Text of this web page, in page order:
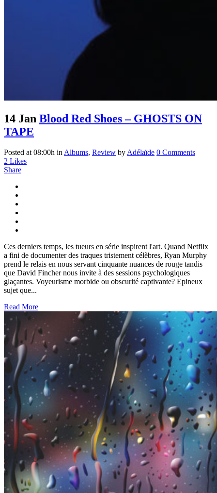
14 Jan Blood Red Shoes – GHOSTS ON
TAPE
Posted at 08:00h in Albums, Review by Adélaïde 0 Comments
2 Likes
Share
Ces derniers temps, les tueurs en série inspirent l'art. Quand Netflix
a fini de documenter des traques tristement célèbres, Ryan Murphy
prend le relais en nous servant cinquante nuances de rouge tandis
que David Fincher nous invite à des sessions psychologiques
glaçantes. Voyeurisme morbide ou obscurité captivante? Epineux
sujet que...
Read More